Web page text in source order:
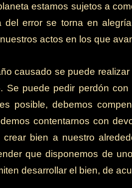
estamos sujetos a
del error se torna en
actos en los que
causado se puede
Se puede pedir perdón
posible, debemos
contentarnos con
bien a nuestro
que disponemos de
desarrollar el bien, de